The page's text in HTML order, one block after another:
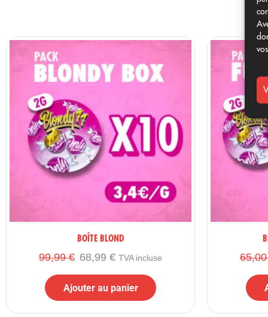
PRODUITS EXCLUSIFS ONLYCBDFANS
2 porte-clésunique dans la maison
2 articlespour que vous puissiez continuer à vous amuser
«PACK GRANDE AFFAIRE»
– Prenez plus et payez moins !
BOÎTE BLOND
99,99€ 68,99 € TVA incluse
Ajouter au panier